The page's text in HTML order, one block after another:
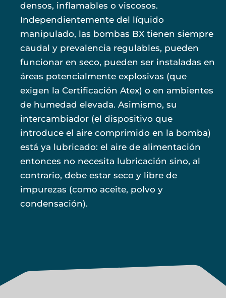
densos, inflamables o viscosos.
Independientemente del líquido
manipulado, las bombas BX tienen siempre
caudal y prevalencia regulables, pueden
funcionar en seco, pueden ser instaladas en
áreas potencialmente explosivas (que
exigen la Certificación Atex) o en ambientes
de humedad elevada. Asimismo, su
intercambiador (el dispositivo que
introduce el aire comprimido en la bomba)
está ya lubricado: el aire de alimentación
entonces no necesita lubricación sino, al
contrario, debe estar seco y libre de
impurezas (como aceite, polvo y
condensación).